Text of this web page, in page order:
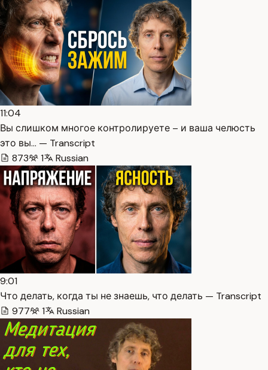
11:04
Вы слишком многое контролируете – и ваша челюсть
это вы… — Transcript
873
1 Russian
9:01
Что делать, когда ты не знаешь, что делать — Transcript
977
1 Russian